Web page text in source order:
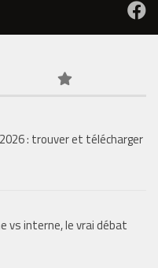
: trouver et télécharger
vs interne, le vrai débat